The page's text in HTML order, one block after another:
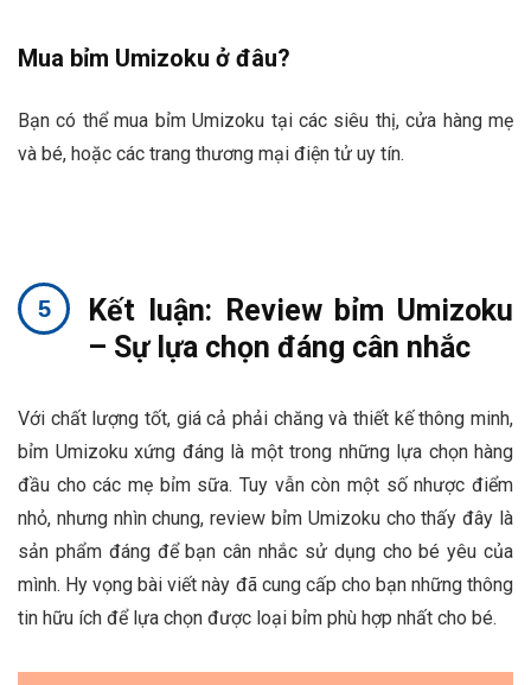
Mua bỉm Umizoku ở đâu?
Bạn có thể mua bỉm Umizoku tại các siêu thị, cửa hàng mẹ
và bé, hoặc các trang thương mại điện tử uy tín.
Kết luận: Review bỉm Umizoku
– Sự lựa chọn đáng cân nhắc
Với chất lượng tốt, giá cả phải chăng và thiết kế thông minh,
bỉm Umizoku xứng đáng là một trong những lựa chọn hàng
đầu cho các mẹ bỉm sữa. Tuy vẫn còn một số nhược điểm
nhỏ, nhưng nhìn chung, review bỉm Umizoku cho thấy đây là
sản phẩm đáng để bạn cân nhắc sử dụng cho bé yêu của
mình. Hy vọng bài viết này đã cung cấp cho bạn những thông
tin hữu ích để lựa chọn được loại bỉm phù hợp nhất cho bé.